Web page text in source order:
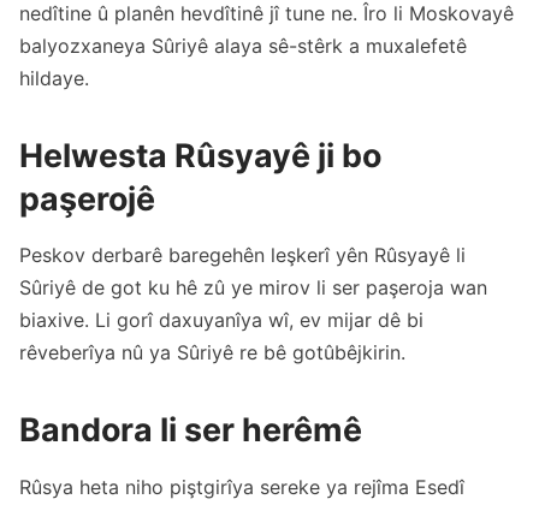
nedîtine û planên hevdîtinê jî tune ne. Îro li Moskovayê
balyozxaneya Sûriyê alaya sê-stêrk a muxalefetê
hildaye.
Helwesta Rûsyayê ji bo
paşerojê
Peskov derbarê baregehên leşkerî yên Rûsyayê li
Sûriyê de got ku hê zû ye mirov li ser paşeroja wan
biaxive. Li gorî daxuyanîya wî, ev mijar dê bi
rêveberîya nû ya Sûriyê re bê gotûbêjkirin.
Bandora li ser herêmê
Rûsya heta niho piştgirîya sereke ya rejîma Esedî